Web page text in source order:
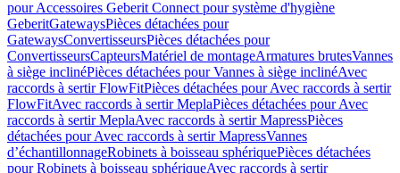
pour Accessoires Geberit Connect pour système d'hygiène
GeberitGatewaysPièces détachées pour
GatewaysConvertisseursPièces détachées pour
ConvertisseursCapteursMatériel de montageArmatures brutesVannes
à siège inclinéPièces détachées pour Vannes à siège inclinéAvec
raccords à sertir FlowFitPièces détachées pour Avec raccords à sertir
FlowFitAvec raccords à sertir MeplaPièces détachées pour Avec
raccords à sertir MeplaAvec raccords à sertir MapressPièces
détachées pour Avec raccords à sertir MapressVannes
d’échantillonnageRobinets à boisseau sphériquePièces détachées
pour Robinets à boisseau sphériqueAvec raccords à sertir